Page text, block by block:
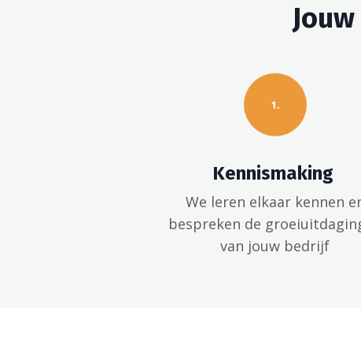
Kennismaking
We leren elkaar kennen
bespreken de
van jouw bedrijf